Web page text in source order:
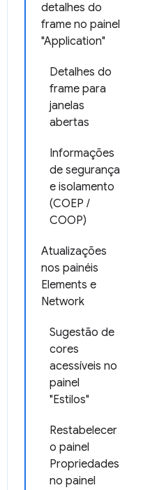
detalhes do
frame no painel
"Application"
Detalhes do
frame para
janelas
abertas
Informações
de segurança
e isolamento
(COEP /
COOP)
Atualizações
nos painéis
Elements e
Network
Sugestão de
cores
acessíveis no
painel
"Estilos"
Restabelecer
o painel
Propriedades
no painel